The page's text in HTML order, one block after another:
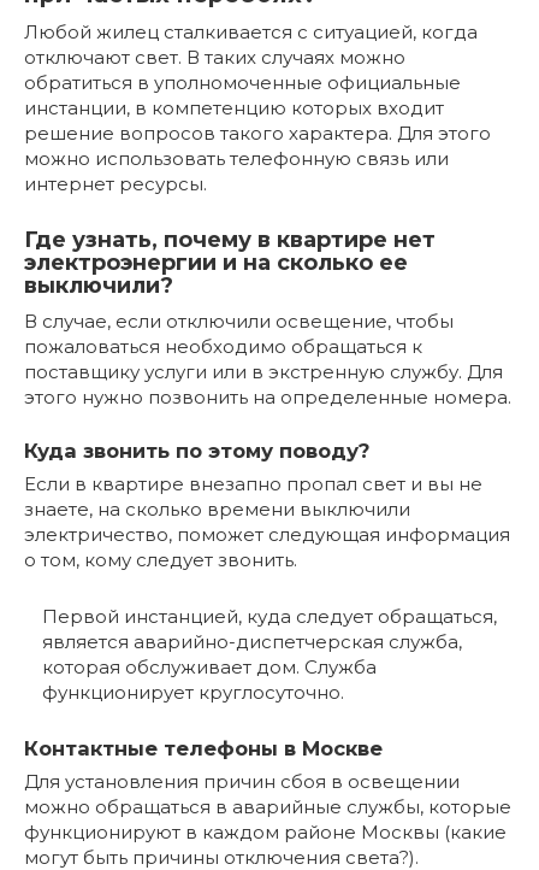
Любой жилец сталкивается с ситуацией, когда
отключают свет. В таких случаях можно
обратиться в уполномоченные официальные
инстанции, в компетенцию которых входит
решение вопросов такого характера. Для этого
можно использовать телефонную связь или
интернет ресурсы.
Где узнать, почему в квартире нет
электроэнергии и на сколько ее
выключили?
В случае, если отключили освещение, чтобы
пожаловаться необходимо обращаться к
поставщику услуги или в экстренную службу. Для
этого нужно позвонить на определенные номера.
Куда звонить по этому поводу?
Если в квартире внезапно пропал свет и вы не
знаете, на сколько времени выключили
электричество, поможет следующая информация
о том, кому следует звонить.
Первой инстанцией, куда следует обращаться,
является аварийно-диспетчерская служба,
которая обслуживает дом. Служба
функционирует круглосуточно.
Контактные телефоны в Москве
Для установления причин сбоя в освещении
можно обращаться в аварийные службы, которые
функционируют в каждом районе Москвы (какие
могут быть причины отключения света?).